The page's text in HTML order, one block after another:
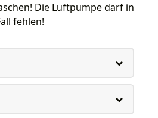
Die Luftpumpe darf in
fehlen!